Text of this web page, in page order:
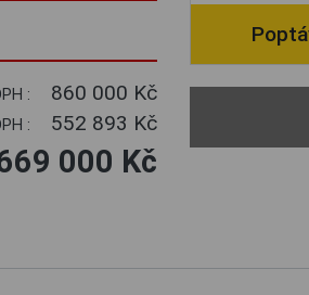
: 860 000 Kč
: 552 893 Kč
000 Kč